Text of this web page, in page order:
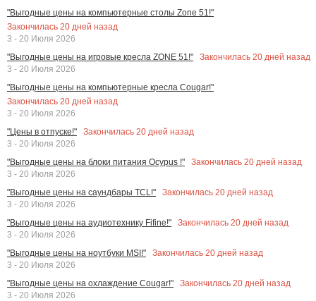
"Выгодные цены на компьютерные столы Zone 51!"
Закончилась 20 дней назад
3 - 20 Июля 2026
"Выгодные цены на игровые кресла ZONE 51!"
Закончилась 20 дней назад
3 - 20 Июля 2026
"Выгодные цены на компьютерные кресла Cougar!"
Закончилась 20 дней назад
3 - 20 Июля 2026
"Цены в отпуске!"
Закончилась 20 дней назад
3 - 20 Июля 2026
"Выгодные цены на блоки питания Ocypus !"
Закончилась 20 дней назад
3 - 20 Июля 2026
"Выгодные цены на саундбары TCL!"
Закончилась 20 дней назад
3 - 20 Июля 2026
"Выгодные цены на аудиотехнику Fifine!"
Закончилась 20 дней назад
3 - 20 Июля 2026
"Выгодные цены на ноутбуки MSI!"
Закончилась 20 дней назад
3 - 20 Июля 2026
"Выгодные цены на охлаждение Cougar!"
Закончилась 20 дней назад
3 - 20 Июля 2026